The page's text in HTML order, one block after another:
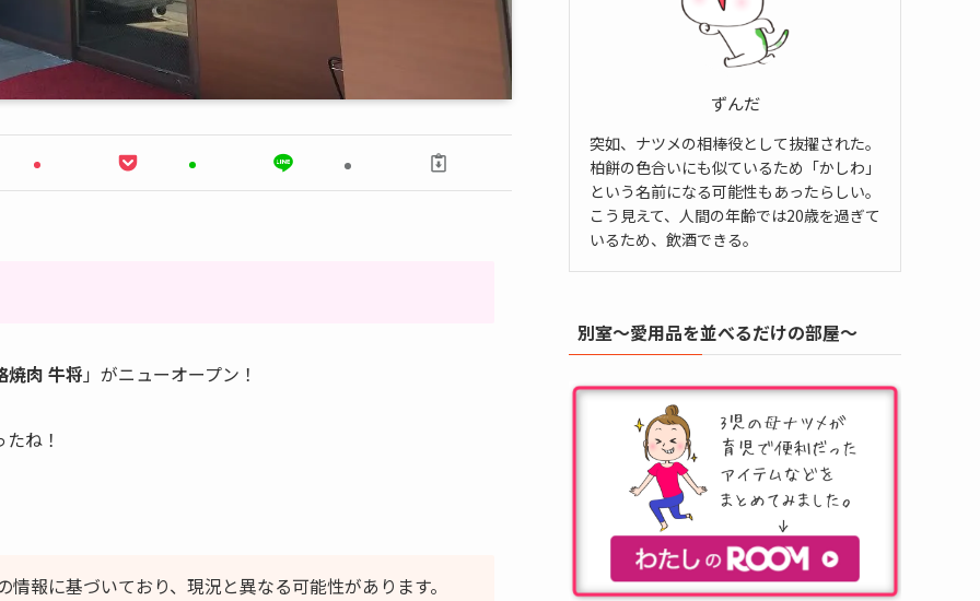
焼肉 牛将 」がニューオープン！
ね！
報に基づいており、現況と異なる可能性があります。
ずんだ
突如、ナツメの相棒役として抜擢された。
柏餅の色合いにも似ているため「かしわ」
という名前になる可能性もあったらしい。
こう見えて、人間の年齢では20歳を過ぎて
いるため、飲酒できる。
別室～愛用品を並べるだけの部屋～